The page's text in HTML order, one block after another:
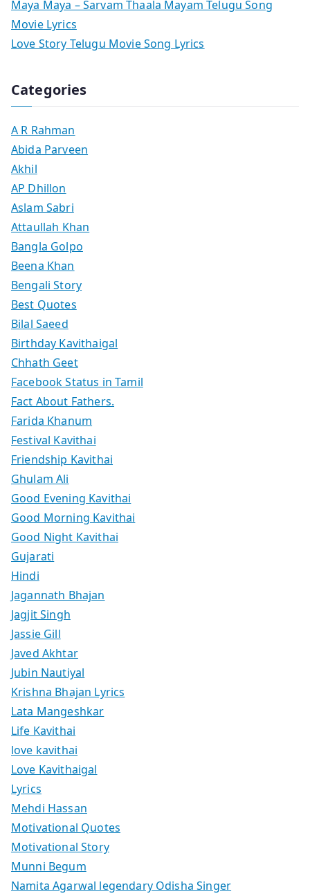
Maya Maya – Sarvam Thaala Mayam Telugu Song
Movie Lyrics
Love Story Telugu Movie Song Lyrics
Categories
A R Rahman
Abida Parveen
Akhil
AP Dhillon
Aslam Sabri
Attaullah Khan
Bangla Golpo
Beena Khan
Bengali Story
Best Quotes
Bilal Saeed
Birthday Kavithaigal
Chhath Geet
Facebook Status in Tamil
Fact About Fathers.
Farida Khanum
Festival Kavithai
Friendship Kavithai
Ghulam Ali
Good Evening Kavithai
Good Morning Kavithai
Good Night Kavithai
Gujarati
Hindi
Jagannath Bhajan
Jagjit Singh
Jassie Gill
Javed Akhtar
Jubin Nautiyal
Krishna Bhajan Lyrics
Lata Mangeshkar
Life Kavithai
love kavithai
Love Kavithaigal
Lyrics
Mehdi Hassan
Motivational Quotes
Motivational Story
Munni Begum
Namita Agarwal legendary Odisha Singer